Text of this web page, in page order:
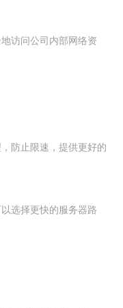
访问公司内部网络资
防止限速，提供更好的
选择更快的服务器路